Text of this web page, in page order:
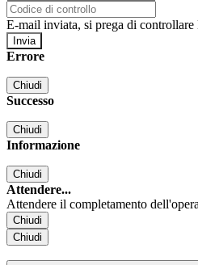
E-mail inviata, si prega di controllare
Errore
Chiudi
Successo
Chiudi
Informazione
Chiudi
Attendere...
Attendere il completamento
Chiudi
Chiudi